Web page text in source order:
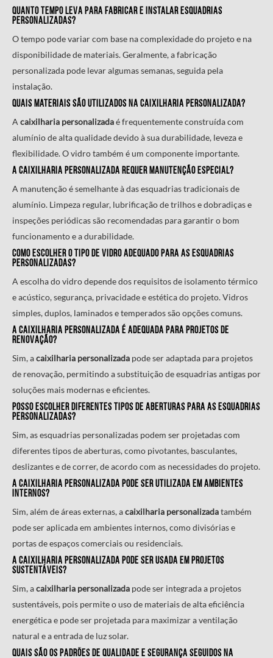
Quanto tempo leva para fabricar e instalar esquadrias
personalizadas?
O tempo pode variar com base na complexidade do projeto e na
disponibilidade de materiais. Geralmente, a fabricação
personalizada pode levar algumas semanas, seguida pela
instalação.
Quais materiais são utilizados na caixilharia personalizada?
A caixilharia personalizadaé frequentemente construída com
alumínio de alta qualidade devido à sua durabilidade, leveza e
flexibilidade. O vidro também é um componente importante.
A caixilharia personalizada requer manutenção especial?
A manutenção é semelhante à das esquadrias tradicionais de
alumínio. Limpeza regular, lubrificação de trilhos e dobradiças e
inspeções periódicas são recomendadas para garantir o bom
funcionamento e a durabilidade.
Como escolher o tipo de vidro adequado para as esquadrias
personalizadas?
A escolha do vidro depende dos requisitos de isolamento térmico
e acústico, segurança, privacidade e estética do projeto. Vidros
simples, duplos, laminados e temperados são opções comuns.
A caixilharia personalizada é adequada para projetos de
renovação?
Sim, acaixilharia personalizada pode ser adaptada para projetos
de renovação, permitindo a substituição de esquadrias antigas por
soluções mais modernas e eficientes.
Posso escolher diferentes tipos de aberturas para as esquadrias
personalizadas?
Sim, as esquadrias personalizadas podem ser projetadas com
diferentes tipos de aberturas, como pivotantes, basculantes,
deslizantes e de correr, de acordo com as necessidades do projeto.
A caixilharia personalizada pode ser utilizada em ambientes
internos?
Sim, além de áreas externas, acaixilharia personalizadatambém
pode ser aplicada em ambientes internos, como divisórias e
portas de espaços comerciais ou residenciais.
A caixilharia personalizada pode ser usada em projetos
sustentáveis?
Sim, acaixilharia personalizada pode ser integrada a projetos
sustentáveis, pois permite o uso de materiais de alta eficiência
energética e pode ser projetada para maximizar a ventilação
natural e a entrada de luz solar.
Quais são os padrões de qualidade e segurança seguidos na